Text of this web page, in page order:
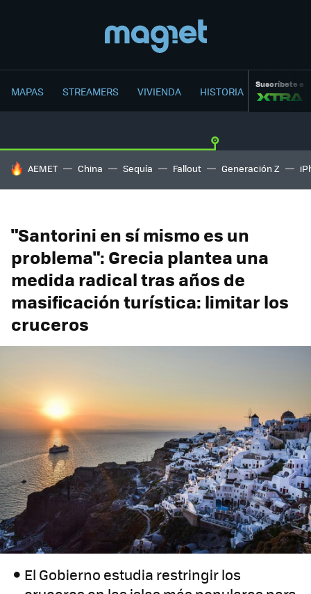
MAPAS STREAMERS VIVIENDA HISTORIA Suscríbete a
HOY SE HABLA DE
AEMET China Sequía Fallout Generación Z
"Santorini en sí mismo es un
problema": Grecia plantea una
medida radical tras años de
masificación turística: limitar los
cruceros
El Gobierno estudia restringir los